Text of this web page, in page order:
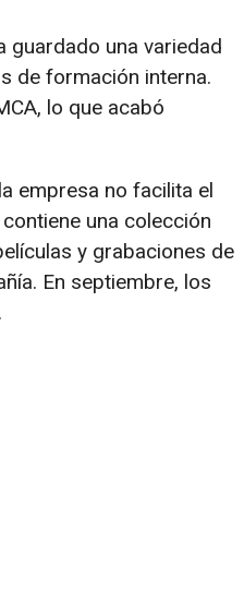
guardado una variedad
de formación interna.
lo que acabó
empresa no facilita el
una colección
y grabaciones de
En septiembre, los